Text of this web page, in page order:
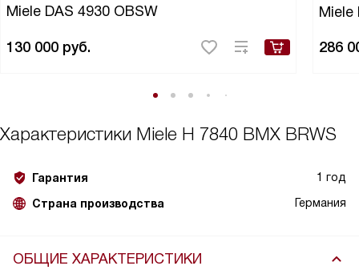
Miele DAS 4930 OBSW
130 000 руб.
Miele
286
Характеристики Miele H 7840 BMX BRWS
Гарантия 1 год
Страна производства Германия
ОБЩИЕ ХАРАКТЕРИСТИКИ